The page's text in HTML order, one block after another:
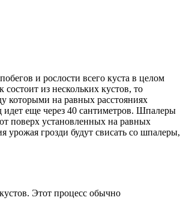
и рослости всего куста в целом
из нескольких кустов, то
которыми на равных расстояниях
еще через 40 сантиметров. Шпалеры
поверх установленных на равных
грозди будут свисать со шпалеры,
Этот процесс обычно